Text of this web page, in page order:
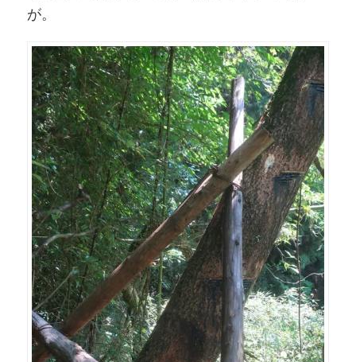
が。